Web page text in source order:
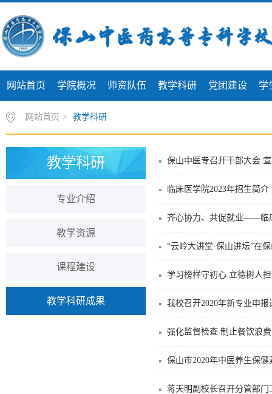
网站首页 学院概况 师资队伍 教学科研 党团建设 学
网站首页 > 教学科研
教学科研
专业介绍
教学资源
课程建设
教学科研成果
保山中医专召开干部大会
临床医学院2023年招生简介
“云岭大讲堂·保山讲坛”在
学习榜样守初心 立德树人
我校召开2020年新专业申报
强化监督检查 制止餐饮浪费
保山市2020年中医养生保
蒋天明副校长召开分管部门